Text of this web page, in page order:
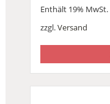
Preis
war:
Preis
ist:
Enthält 19% MwSt.
zzgl.Versand